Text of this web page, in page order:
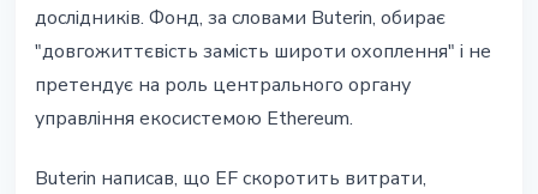
дослідників. Фонд, за словами Buterin, обирає
"довгожиттєвість замість широти охоплення" і не
претендує на роль центрального органу
управління екосистемою Ethereum.
Buterin написав, що EF скоротить витрати,